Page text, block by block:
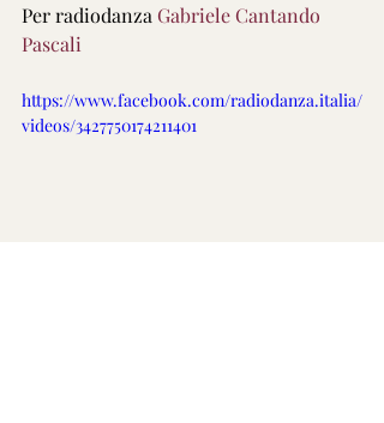
Per radiodanza Gabriele Cantando
Pascali
https://www.facebook.com/radiodanza.italia/
videos/3427750174211401